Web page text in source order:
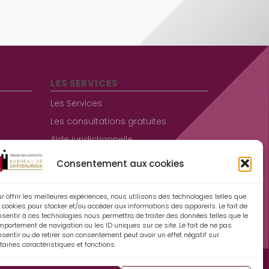
Consentement aux cookies
offrir les meilleures expériences, nous utilisons des technologies telles que
cookies pour stocker et/ou accéder aux informations des appareils. Le fait de
à ces technologies nous permettra de traiter des données telles que le
de navigation ou les ID uniques sur ce site. Le fait de ne pas
ou de retirer son consentement peut avoir un effet négatif sur
caractéristiques et fonctions.
LES SERVICES
Les Services
Les consultations gratuites
Aide juridictionnelle
Contact
Mentions légales
Espace Avocats
Politique de cookies (UE)